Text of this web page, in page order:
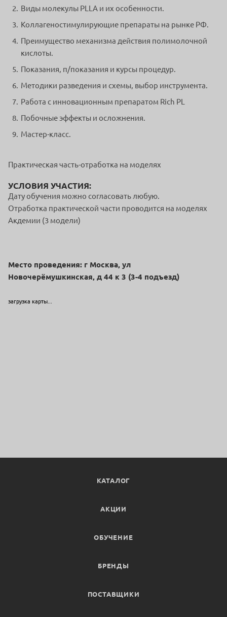
Виды молекулы PLLA и их особенности.
Коллагеностимулирующие препараты на рынке РФ.
Преимущество механизма действия полимолочной
кислоты.
Показания, п/показания и курсы процедур.
Методики разведения и схемы, выбор инструмента.
Работа с инновационным препаратом Rich PL
Побочные эффекты и осложнения.
Мастер-класс.
Практическая часть-отработка на моделях
УСЛОВИЯ УЧАСТИЯ:
Дату обучения можно согласовать любую.
Отработка практической части проводится на моделях
Акдемии (3 модели)
Место проведения: г Москва, ул
Новочерёмушкинская, д 44 к 3 (3-4 подъезд)
загрузка карты...
КАТАЛОГ
АКЦИИ
ОБУЧЕНИЕ
БРЕНДЫ
ПОСТАВЩИКИ